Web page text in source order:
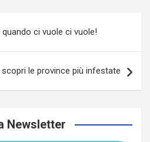
ci vuole ci vuole!
le province più infestate
Newsletter